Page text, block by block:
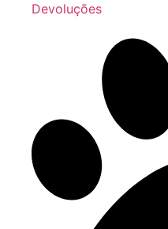
Devoluções